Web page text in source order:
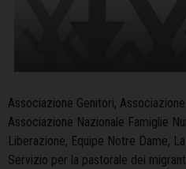
Associazione Genitori,
Associazione Nazionale Famiglie
Liberazione, Equipe Notre Dame,
Servizio per la pastorale dei